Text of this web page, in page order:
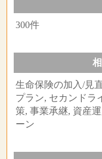
300件
生命保険の加入/見
プラン, セカンドラ
策, 事業承継, 資産
ーン